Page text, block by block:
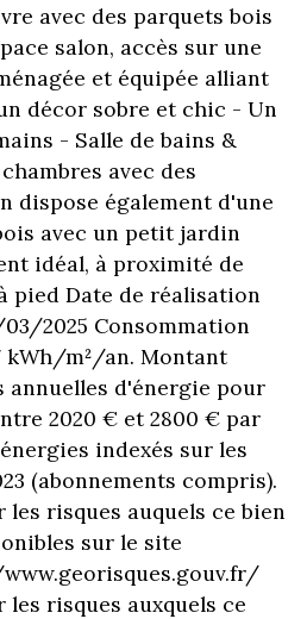
avec des parquets bois
salon, accès sur une
et équipée alliant
décor sobre et chic - Un
- Salle de bains &
avec des
dispose également d'une
avec un petit jardin
idéal, à proximité de
pied Date de réalisation
2025 Consommation
kWh/m²/an. Montant
annuelles d'énergie pour
2020 € et 2800 € par
indexés sur les
(abonnements compris).
risques auquels ce bien
sur le site
risques auxquels ce